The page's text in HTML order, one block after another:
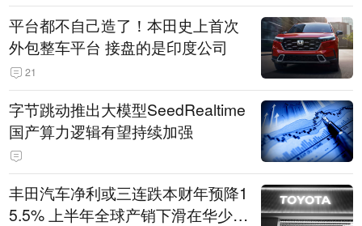
平台都不自己造了！本田史上首次
外包整车平台 接盘的是印度公司
21
字节跳动推出大模型SeedRealtime
国产算力逻辑有望持续加强
丰田汽车净利或三连跌本财年预降1
5.5% 上半年全球产销下滑在华少卖